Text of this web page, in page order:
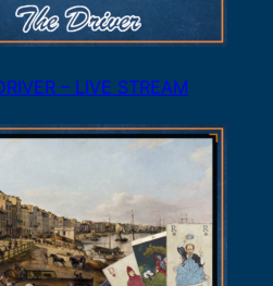
– LIVE STREAM